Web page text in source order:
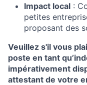
Impact local :
petites
proposant des
Veuillez s'il vous
poste en tant
impérativement
attestant de votre